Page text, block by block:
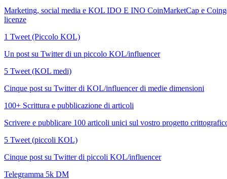
Marketing, social media e KOL IDO E INO CoinMarketCap e
licenze
1 Tweet (Piccolo KOL)
Un post su Twitter di un piccolo KOL/influencer
5 Tweet (KOL medi)
Cinque post su Twitter di KOL/influencer di medie dimensioni
100+ Scrittura e pubblicazione di articoli
Scrivere e pubblicare 100 articoli unici sul vostro progetto
5 Tweet (piccoli KOL)
Cinque post su Twitter di piccoli KOL/influencer
Telegramma 5k DM